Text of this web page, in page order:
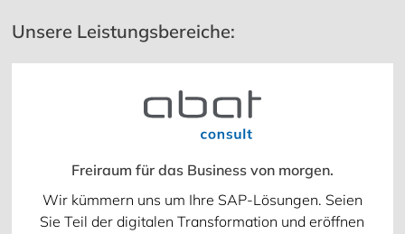
Unsere Leistungsbereiche:
Freiraum für das Business von morgen.
Wir kümmern uns um Ihre SAP-Lösungen. Seien
Sie Teil der digitalen Transformation und eröffnen